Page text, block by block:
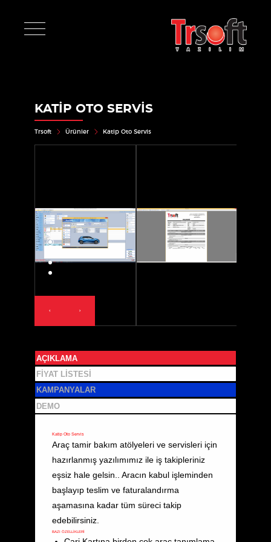
KATIP OTO SERVIS
Trsoft Ürünler Katip Oto Servis
AÇIKLAMA
FIYAT LISTESI
KAMPANYALAR
DEMO
Katip Oto Servis
Araç tamir bakım atölyeleri ve servisleri için
hazırlanmış yazılımımız ile iş takipleriniz
eşsiz hale gelsin.. Aracın kabul işleminden
başlayıp teslim ve faturalandırma
aşamasına kadar tüm süreci takip
edebilirsiniz.
BAZI ÖZELLİKLERİ